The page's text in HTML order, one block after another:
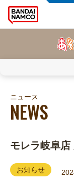
ニュース
NEWS
モレラ岐阜
お知らせ